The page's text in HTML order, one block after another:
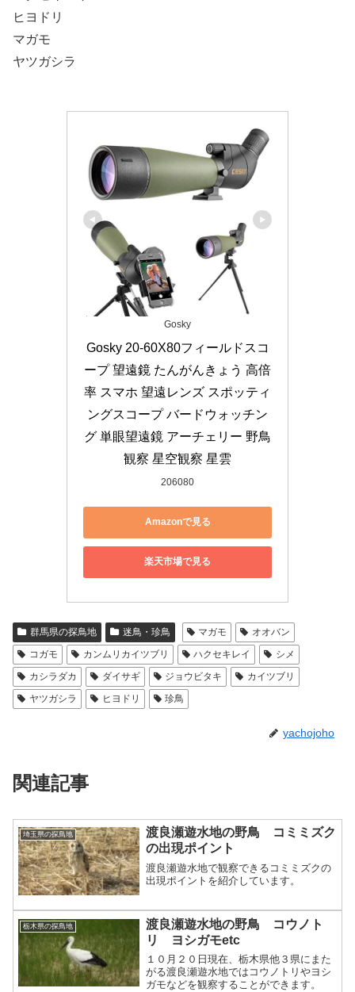
ヒヨドリ
マガモ
ヤツガシラ
Gosky
Gosky 20-60X80フィールドスコ
ープ 望遠鏡 たんがんきょう 高倍
率 スマホ 望遠レンズ スポッティ
ングスコープ バードウォッチン
グ 単眼望遠鏡 アーチェリー 野鳥
観察 星空観察 星雲
206080
Amazonで見る
楽天市場で見る
群馬県の探鳥地 迷鳥・珍鳥 マガモ
オオバン
コガモ
カンムリカイツブリ ハクセキレイ
シメ
カシラダカ
ダイサギ ジョウビタキ
カイツブリ
ヤツガシラ
ヒヨドリ 珍鳥
yachojoho
関連記事
埼玉県の探鳥地
渡良瀬遊水地の野鳥 コミミズク
の出現ポイント
渡良瀬遊水地で観察できるコミミズクの
出現ポイントを紹介しています。
栃木県の探鳥地
渡良瀬遊水地の野鳥 コウノト
リ ヨシガモetc
１０月２０日現在、栃木県他３県にまた
がる渡良瀬遊水地ではコウノトリやヨシ
ガモなどを観察することができます。